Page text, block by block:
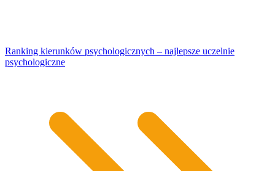
Ranking kierunków psychologicznych – najlepsze uczelnie
psychologiczne